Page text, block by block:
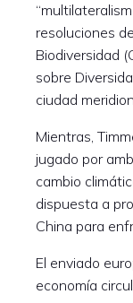
resoluciones
Biodiversidad
sobre
ciudad
Mientras,
jugado por
cambio
dispuesta a
China para
El enviado
economía